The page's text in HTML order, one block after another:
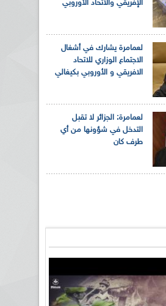
الإفريقي والاتحاد الأوروبي
لعمامرة يشارك في أشغال
الاجتماع الوزاري للاتحاد
الافريقي و الأوروبي بكيغالي
لعمامرة: الجزائر لا تقبل
التدخل في شؤونها من أي
طرف كان